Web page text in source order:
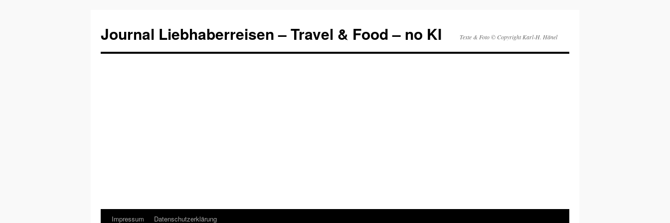
Journal Liebhaberreisen – Travel & Food – no KI Texte & Foto © Copyright Karl-H. Hänel
ZumImpressum Datenschutzerklärung